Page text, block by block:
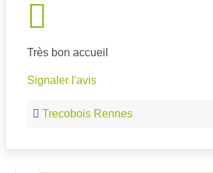
Très bon accueil
Signaler l'avis
Trecobois Rennes